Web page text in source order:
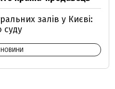
залів у Києві:
суду
НОВИНИ